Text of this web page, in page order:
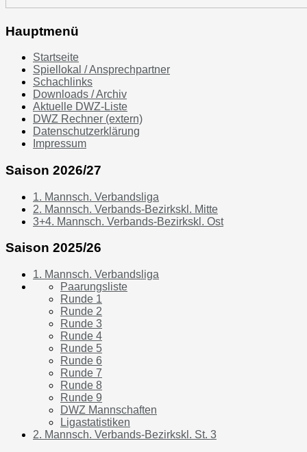
Hauptmenü
Startseite
Spiellokal / Ansprechpartner
Schachlinks
Downloads / Archiv
Aktuelle DWZ-Liste
DWZ Rechner (extern)
Datenschutzerklärung
Impressum
Saison 2026/27
1. Mannsch. Verbandsliga
2. Mannsch. Verbands-Bezirkskl. Mitte
3+4. Mannsch. Verbands-Bezirkskl. Ost
Saison 2025/26
1. Mannsch. Verbandsliga
Paarungsliste
Runde 1
Runde 2
Runde 3
Runde 4
Runde 5
Runde 6
Runde 7
Runde 8
Runde 9
DWZ Mannschaften
Ligastatistiken
2. Mannsch. Verbands-Bezirkskl. St. 3